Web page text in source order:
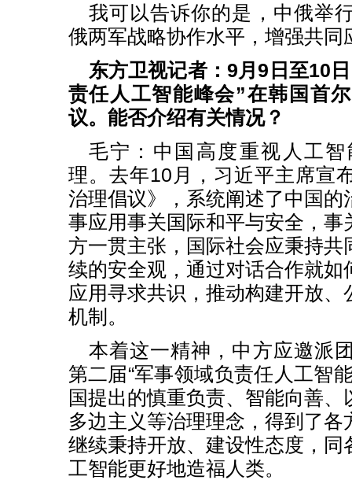
我可以告诉你的是，中俄举
俄两军战略协作水平，增强共同
东方卫视记者：9月9日至10
责任人工智能峰会”在韩国首
议。能否介绍有关情况？
毛宁：中国高度重视人工
理。去年10月，习近平主席宣
治理倡议》，系统阐述了中国的
事应用事关国际和平与安全，事
方一贯主张，国际社会应秉持共
续的安全观，通过对话合作就如
应用寻求共识，推动构建开放
机制。
本着这一精神，中方应邀派
第二届“军事领域负责任人工智
国提出的慎重负责、智能向善
多边主义等治理理念，得到了
继续秉持开放、建设性态度，同
工智能更好地造福人类。